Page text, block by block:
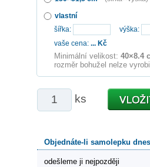
vlastní
šířka:
výška:
vaše cena: ... Kč
Minimální velikost: 40×8.4
rozměr bohužel nelze
ks
Objednáte-li samolepku dnes
odešleme ji nejpozději